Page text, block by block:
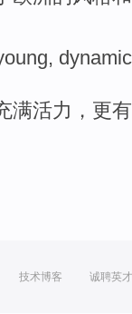
, dynamic
满活力 ，更有
技术博客 诚聘英才